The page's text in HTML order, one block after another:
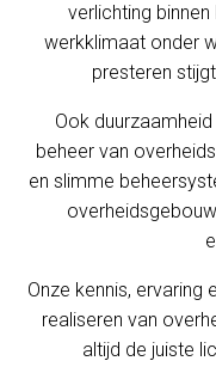
verlichting
werkklimaat onder
presteren
Ook
beheer van
en slimme
Onze kennis, ervaring
realiseren van
altijd de juiste